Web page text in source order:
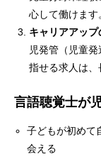
心して働けます
キャリアアップ
児発管（児童
指せる求人は、
言語聴覚士が
子どもが初めて
会える